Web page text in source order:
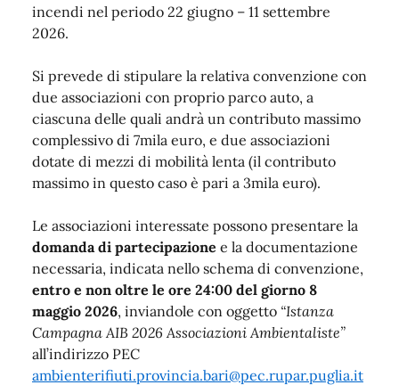
incendi nel periodo 22 giugno – 11 settembre
2026.
Si prevede di stipulare la relativa convenzione con
due associazioni con proprio parco auto, a
ciascuna delle quali andrà un contributo massimo
complessivo di 7mila euro, e due associazioni
dotate di mezzi di mobilità lenta (il contributo
massimo in questo caso è pari a 3mila euro).
Le associazioni interessate possono presentare la
domanda di partecipazione e la documentazione
necessaria, indicata nello schema di convenzione,
entro e non oltre le ore 24:00 del giorno 8
maggio 2026, inviandole con oggetto “Istanza
Campagna AIB 2026 Associazioni Ambientaliste”
all’indirizzo PEC
ambienterifiuti.provincia.bari@pec.rupar.puglia.it